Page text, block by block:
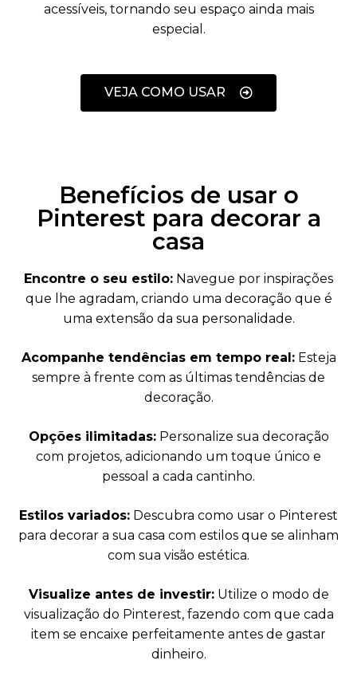
acessíveis, tornando seu espaço ainda mais
especial.
VEJA COMO USAR
Benefícios de usar o
Pinterest para decorar a
casa
Encontre o seu estilo: Navegue por inspirações
que lhe agradam, criando uma decoração que é
uma extensão da sua personalidade.
Acompanhe tendências em tempo real:Esteja
sempre à frente com as últimas tendências de
decoração.
Opções ilimitadas:Personalize sua decoração
com projetos, adicionando um toque único e
pessoal a cada cantinho.
Estilos variados: Descubra como usar o Pinterest
para decorar a sua casa com estilos que se alinham
com sua visão estética.
Visualize antes de investir:Utilize o modo de
visualização do Pinterest, fazendo com que cada
item se encaixe perfeitamente antes de gastar
dinheiro.